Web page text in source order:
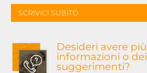
SCRIVICI SUBITO
Desideri avere più
informazioni o dei
suggerimenti?